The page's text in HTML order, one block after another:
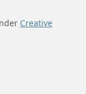
Creative